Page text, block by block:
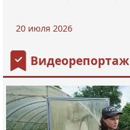
20 июля 2026
Видеорепортаж